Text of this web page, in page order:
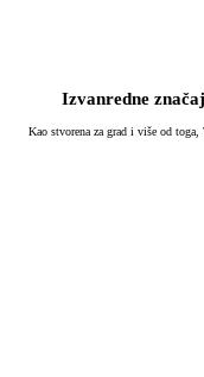
Izvanredne
Kao stvorena za grad i više od